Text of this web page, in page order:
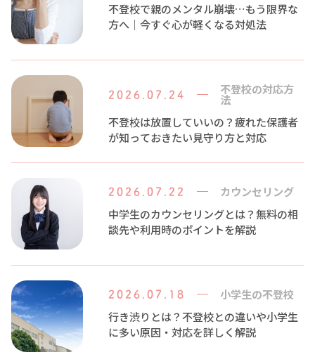
不登校で親のメンタル崩壊…もう限界な
方へ｜今すぐ心が軽くなる対処法
2026.07.24 不登校の対応方
法
不登校は放置していいの？疲れた保護者
が知っておきたい見守り方と対応
2026.07.22
カウンセリング
中学生のカウンセリングとは？無料の相
談先や利用時のポイントを解説
2026.07.18
小学生の不登校
行き渋りとは？不登校との違いや小学生
に多い原因・対応を詳しく解説